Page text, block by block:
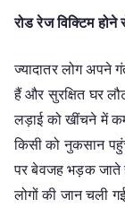
रोड रेज विक्टिम
ज्यादातर लोग अपने
हैं और सुरक्षित घर
लड़ाई को खींचने में
किसी को नुकसान
पर बेवजह भड़क जाते
लोगों की जान चली